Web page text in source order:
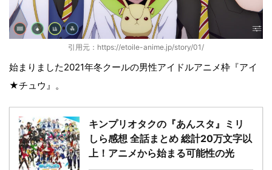
引用元：https://etoile-anime.jp/story/01/
始まりました2021年冬クールの男性アイドルアニメ枠『アイ
★チュウ』。
キンプリオタクの『あんスタ』ミリ
しら感想 全話まとめ 総計20万文字以
上！アニメから始まる可能性の光